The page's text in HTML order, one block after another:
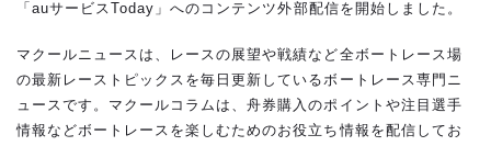
「auサービスToday」へのコンテンツ外部配信を開始しました。
マクールニュースは、レースの展望や戦績など全ボートレース場
の最新レーストピックスを毎日更新しているボートレース専門ニ
ュースです。マクールコラムは、舟券購入のポイントや注目選手
情報などボートレースを楽しむためのお役立ち情報を配信してお